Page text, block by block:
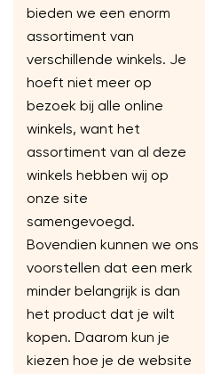
bieden we een enorm
assortiment van
verschillende winkels. Je
hoeft niet meer op
bezoek bij alle online
winkels, want het
assortiment van al deze
winkels hebben wij op
onze site
samengevoegd.
Bovendien kunnen we ons
voorstellen dat een merk
minder belangrijk is dan
het product dat je wilt
kopen. Daarom kun je
kiezen hoe je de website